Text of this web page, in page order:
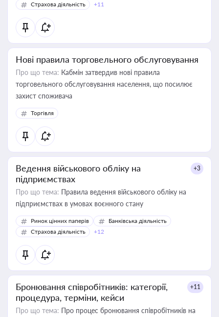
Страхова діяльність
+11
Нові правила торговельного обслуговування
Про що тема: Кабмін затвердив нові правила
торговельного обслуговування населення, що посилює
захист споживача
Торгівля
Ведення військового обліку на
підприємствах
+3
Про що тема: Правила ведення військового обліку на
підприємствах в умовах воєнного стану
Ринок цінних паперів
Банківська діяльність
Страхова діяльність
+12
Бронювання співробітників: категорії,
процедура, терміни, кейси
+11
Про що тема: Про процес бронювання співробітників на